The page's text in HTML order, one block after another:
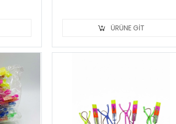
ÜRÜNE GIT